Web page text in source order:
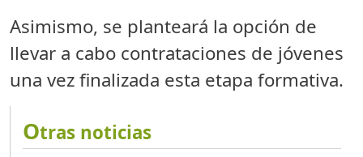
Asimismo, se planteará la opción de
llevar a cabo contrataciones de jóvenes
una vez finalizada esta etapa formativa.
Otras noticias